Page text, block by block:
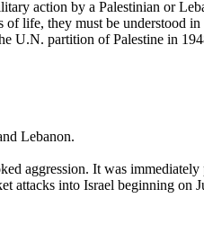
action by a Palestinian or
life, they must be
U.N. partition of Palestine in
Lebanon.
aggression. It was
into Israel beginning